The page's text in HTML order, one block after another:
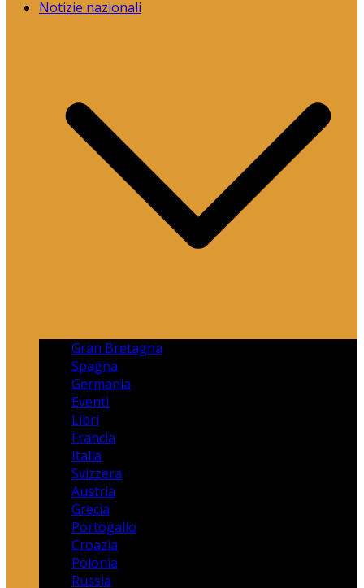
Notizie nazionali
Gran Bretagna
Spagna
Germania
Eventi
Libri
Francia
Italia
Svizzera
Austria
Grecia
Portogallo
Croazia
Polonia
Russia